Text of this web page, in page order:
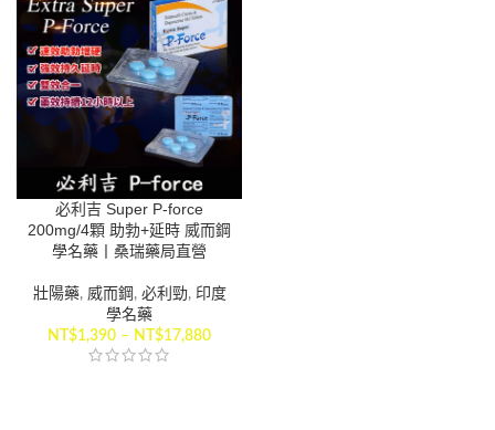
必利吉 Super P-force
200mg/4顆 助勃+延時 威而鋼
學名藥丨桑瑞藥局直營
壯陽藥, 威而鋼 , 必利勁, 印度
學名藥
NT$1,390 – NT$17,880